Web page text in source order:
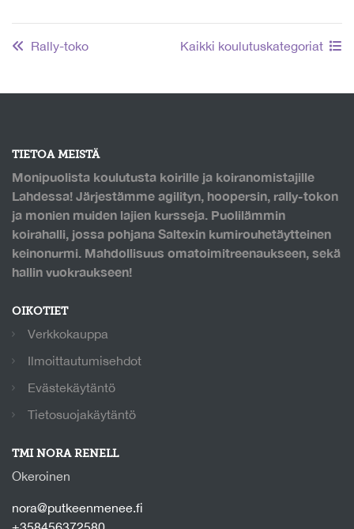
Rally-toko Kaikki koulutuskategoriat
TIETOA MEISTÄ
Monipuolista koulutusta koirille ja koiranomistajille
Lahdessa! Järjestämme agilityn, hoopersin, rally-tokon
ja monien muiden lajien kursseja. Puolilämmin
koirahalli, jossa pohjana Saltexin kumirouhetäytteinen
keinonurmi. Mahdollisuus omatoimitreenaukseen, sekä
hallin vuokraukseen!
OIKOTIET
Verkkokauppa
Ilmoittautumisehdot
Evästekäytäntö
Tietosuojakäytäntö
TMI NORA RENELL
Okeroinen
nora@putkeenmenee.fi